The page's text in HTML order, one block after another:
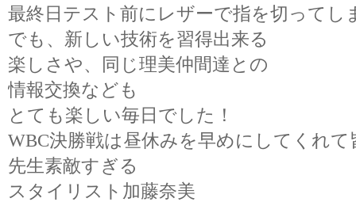
最終日テスト前にレザーで指を切ってし
でも、新しい技術を習得出来る
楽しさや、同じ理美仲間達との
情報交換なども
とても楽しい毎日でした！
WBC決勝戦は昼休みを早めにしてくれて
先生素敵すぎる
スタイリスト加藤奈美